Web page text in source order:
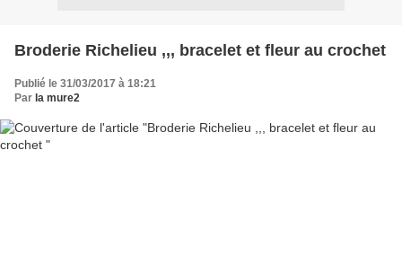
Broderie Richelieu ,,, bracelet et fleur au crochet
Publié le 31/03/2017 à 18:21
Par la mure2